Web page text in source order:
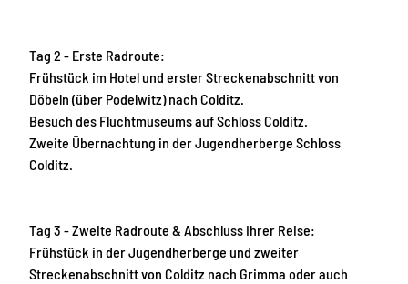
n
Tag 2 - Erste Radroute:
Frühstück im Hotel und erster Streckenabschnitt von
Döbeln (über Podelwitz) nach Colditz.
Besuch des Fluchtmuseums auf Schloss Colditz.
Zweite Übernachtung in der Jugendherberge Schloss
Colditz.
Tag 3 - Zweite Radroute & Abschluss Ihrer Reise:
Frühstück in der Jugendherberge und zweiter
Streckenabschnitt von Colditz nach Grimma oder auch